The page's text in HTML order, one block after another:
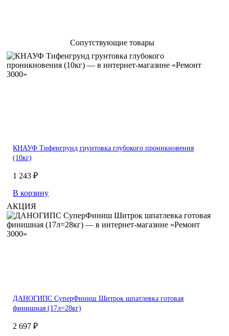
Сопутствующие товары
КНАУФ Тифенгрунд грунтовка глубокого проникновения
(10кг)
1 243 ₽
В корзину
АКЦИЯ
ДАНОГИПС СуперФиниш Шитрок шпатлевка готовая
финишная (17л=28кг)
2 697 ₽